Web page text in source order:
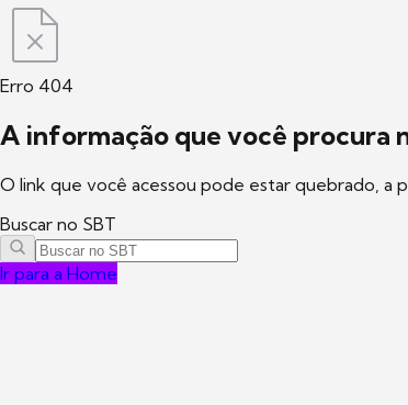
Erro 404
A informação que você procura
O link que você acessou pode estar quebrado, a
Buscar no SBT
Ir para a Home